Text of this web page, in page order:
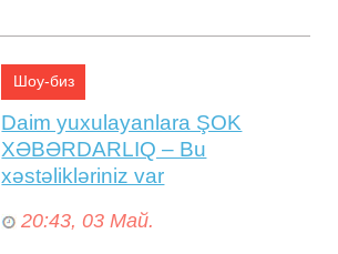
Шоу-биз
Daim yuxulayanlara ŞOK
XƏBƏRDARLIQ – Bu
xəstəlikləriniz var
20:43, 03 Май.